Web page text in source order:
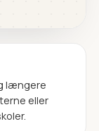
længere
eller